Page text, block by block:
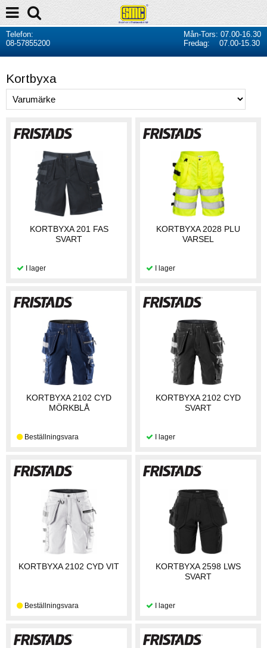
Telefon:
08-57855200
Mån-Tors: 07.00-16.30
Fredag: 07.00-15.30
Kortbyxa
KORTBYXA 201 FAS
SVART
KORTBYXA 2028 PLU
VARSEL
KORTBYXA 2102 CYD
MÖRKBLÅ
KORTBYXA 2102 CYD
SVART
KORTBYXA 2102 CYD VIT
KORTBYXA 2598 LWS
SVART